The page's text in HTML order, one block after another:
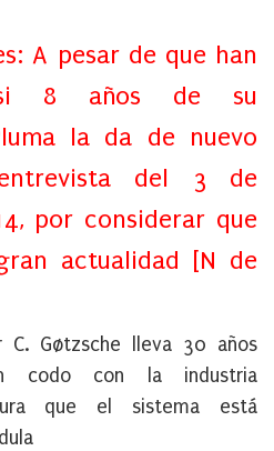
A pesar de que han
8 años de su
la da de nuevo
del 3 de
por considerar que
actualidad [N de
C. Gøtzsche lleva 30 años
codo con la industria
que el sistema está